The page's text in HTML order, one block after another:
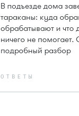
В подъезде дома
тараканы: куда
обрабатывают и что
ничего не помогает.
подробный разбор
ОТВЕТЫ